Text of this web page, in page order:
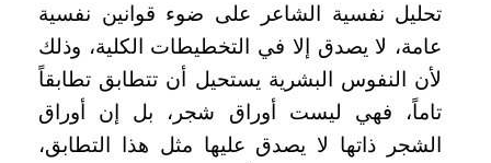
تحليل نفسية الشاعر على ضوء قوانين نفسية
عامة، لا يصدق إلا في التخطيطات الكلية، وذلك
لأن النفوس البشرية يستحيل أن تتطابق تطابقاً
تاماً، فهي ليست أوراق شجر، بل إن أوراق
الشجر ذاتها لا يصدق عليها مثل هذا التطابق،